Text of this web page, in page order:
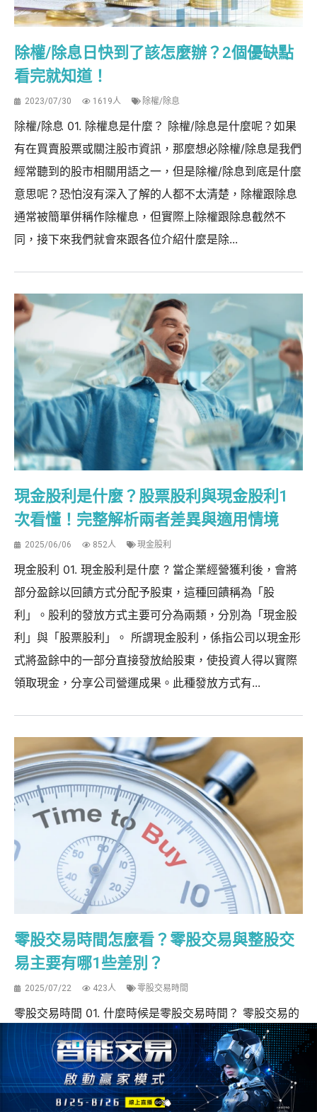
除權/除息日快到了該怎麼辦？2個優缺點
看完就知道！
2023/07/30 1619人 除權/除息
除權/除息 01. 除權息是什麼？ 除權/除息是什麼呢？如果
有在買賣股票或關注股市資訊，那麼想必除權/除息是我們
經常聽到的股市相關用語之一，但是除權/除息到底是什麼
意思呢？恐怕沒有深入了解的人都不太清楚，除權跟除息
通常被簡單併稱作除權息，但實際上除權跟除息截然不
同，接下來我們就會來跟各位介紹什麼是除...
現金股利是什麼？股票股利與現金股利1
次看懂！完整解析兩者差異與適用情境
2025/06/06 852人 現金股利
現金股利 01. 現金股利是什麼 ? 當企業經營獲利後，會將
部分盈餘以回饋方式分配予股東，這種回饋稱為「股
利」。股利的發放方式主要可分為兩類，分別為「現金股
利」與「股票股利」。 所謂現金股利，係指公司以現金形
式將盈餘中的一部分直接發放給股東，使投資人得以實際
領取現金，分享公司營運成果。此種發放方式有...
零股交易時間怎麼看？零股交易與整股交
易主要有哪1些差別？
2025/07/22 423人 零股交易時間
零股交易時間 01. 什麼時候是零股交易時間？ 零股交易的
時間安排，對許多精打細算、希望靈活運用資金的投資人
而言，是相當重要的基本知識。整體而言，台股的零股交
易時段可分為兩個主要時段：盤中零股交易與盤後零股交
易，兩者在下單與撮合機制上各有差異，投資人若能掌握